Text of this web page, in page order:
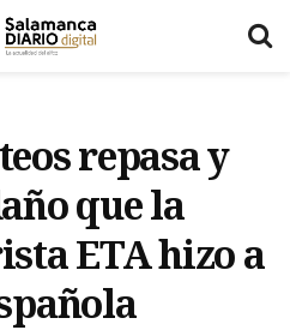
repasa y
que la
ETA hizo a